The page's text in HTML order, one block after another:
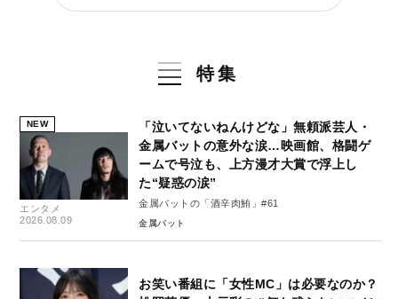
特集
NEW
エンタメ
2026.08.09
「泣いてないねんけどな」無頼派芸人・
金属バットの意外な涙…映画館、格闘ゲ
ームで号泣も、上方漫才大賞で浮上し
た“疑惑の涙”
金属バットの「酒辛肉鮪」#61
金属バット
お笑い番組に「女性MC」は必要なのか？